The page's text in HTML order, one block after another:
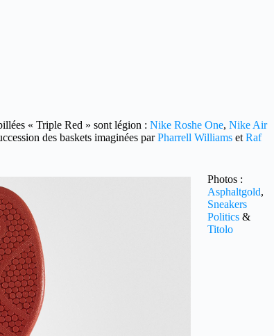
« Triple Red » sont légion : Nike Roshe One, Nike Air
des baskets imaginées parPharrell Williams et Raf
Photos :
Asphaltgold,
Sneakers
Politics &
Titolo